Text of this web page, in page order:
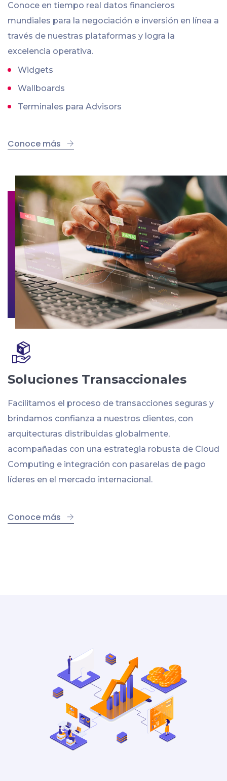
Conoce en tiempo real datos financieros
mundiales para la negociación e inversión en línea a
través de nuestras plataformas y logra la
excelencia operativa.
Widgets
Wallboards
Terminales para Advisors
Conoce más
Soluciones Transaccionales
Facilitamos el proceso de transacciones seguras y
brindamos confianza a nuestros clientes, con
arquitecturas distribuidas globalmente,
acompañadas con una estrategia robusta de Cloud
Computing e integración con pasarelas de pago
líderes en el mercado internacional.
Conoce más